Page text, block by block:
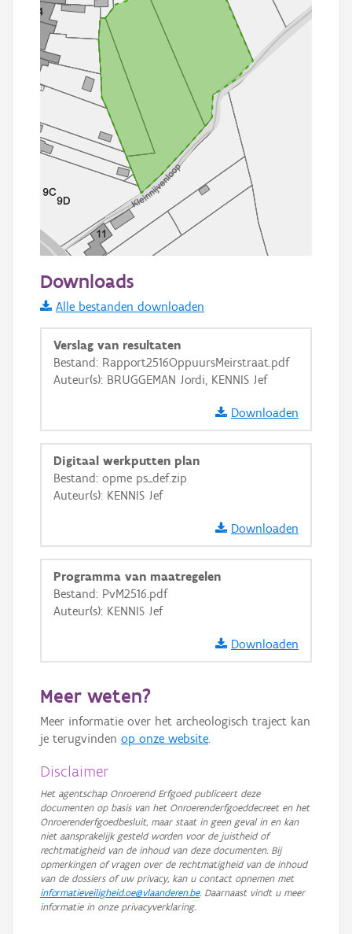
Informatie Vlaanderen
i
+ −
Basis Lagen
Ortho
GRB-Basiskaart
GRB-Basiskaart in grijswaarden
Downloads
Alle bestanden downloaden
Verslag van resultaten
Bestand: Rapport2516OppuursMeirstraat.pdf
Auteur(s): BRUGGEMAN Jordi, KENNIS Jef
Downloaden
Digitaal werkputten plan
Bestand: opme ps_def.zip
Auteur(s): KENNIS Jef
Downloaden
Programma van maatregelen
Bestand: PvM2516.pdf
Auteur(s): KENNIS Jef
Downloaden
Meer weten?
Meer informatie over het archeologisch traject kan
je terugvinden op onze website.
Disclaimer
Het agentschap Onroerend Erfgoed publiceert deze
documenten op basis van het Onroerenderfgoeddecreet en het
Onroerenderfgoedbesluit, maar staat in geen geval in en kan
niet aansprakelijk gesteld worden voor de juistheid of
rechtmatigheid van de inhoud van deze documenten. Bij
opmerkingen of vragen over de rechtmatigheid van de inhoud
van de dossiers of uw privacy, kan u contact opnemen met
informatieveiligheid.oe@vlaanderen.be. Daarnaast vindt u meer
informatie in onze privacyverklaring.